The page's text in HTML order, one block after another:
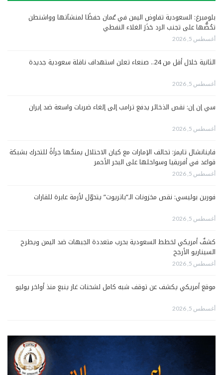
بلومبرغ: السعودية تفاوض اليمن في عُمان حفظًا لمنشآتها وواشنطن
تحُضُّها على تجنب الرد حَذَرَ الغلاء النفطي
أغسطس 5, 2026
الثانية خلال أقل من 24.. صنعاء تعلن استهداف ناقلة سعودية جديدة
أغسطس 5, 2026
سي إن إن: نقص الذخائر يدفع ترامب إلى إلغاء ضربات واسعة ضد إيران
أغسطس 5, 2026
فاينانشال تايمز: تحالف الإمارات مع كيان الاحتلال يمنحُها جرأةً للتحرك بشبكة
قواعد في أفريقيا وسواحلها على البحر الأحمر
أغسطس 5, 2026
فورين بوليسي: نقص مخزونات الـ”باتريوت” يتحوّل لأزمة عابرة للقارات
أغسطس 5, 2026
كشفٌ أمريكي لخطط السعودية بحرب متعددة الجبهات ضد اليمن ويطرح
السيناريو الأرجح
أغسطس 5, 2026
موقع أمريكي يكشف عن توقف شبه كامل لشحنات غاز ينبع منذ أواخر يوليو
أغسطس 5, 2026